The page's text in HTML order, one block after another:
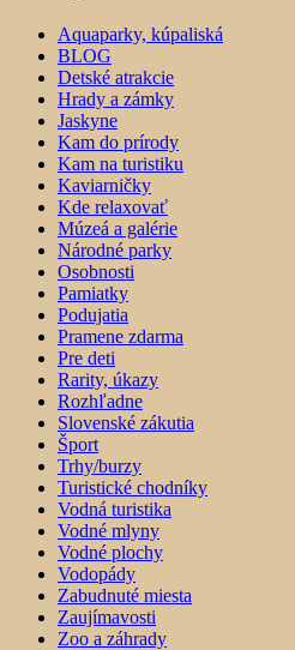
Aquaparky, kúpaliská
BLOG
Detské atrakcie
Hrady a zámky
Jaskyne
Kam do prírody
Kam na turistiku
Kaviarničky
Kde relaxovať
Múzeá a galérie
Národné parky
Osobnosti
Pamiatky
Podujatia
Pramene zdarma
Pre deti
Rarity, úkazy
Rozhľadne
Slovenské zákutia
Šport
Trhy/burzy
Turistické chodníky
Vodná turistika
Vodné mlyny
Vodné plochy
Vodopády
Zabudnuté miesta
Zaujímavosti
Zoo a záhrady